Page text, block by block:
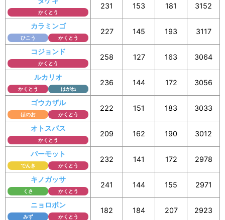
かくとう
231 153 181 3152
カラミンゴ
ひこう かくとう
227 145 193 3117
コジョンド
かくとう
258 127 163 3064
ルカリオ
かくとう はがね
236 144 172 3056
ゴウカザル
ほのお かくとう
222 151 183 3033
オトスパス
かくとう
209 162 190 3012
パーモット
でんき かくとう
232 141 172 2978
キノガッサ
くさ かくとう
241 144 155 2971
ニョロボン
みず かくとう
182 184 207 2923